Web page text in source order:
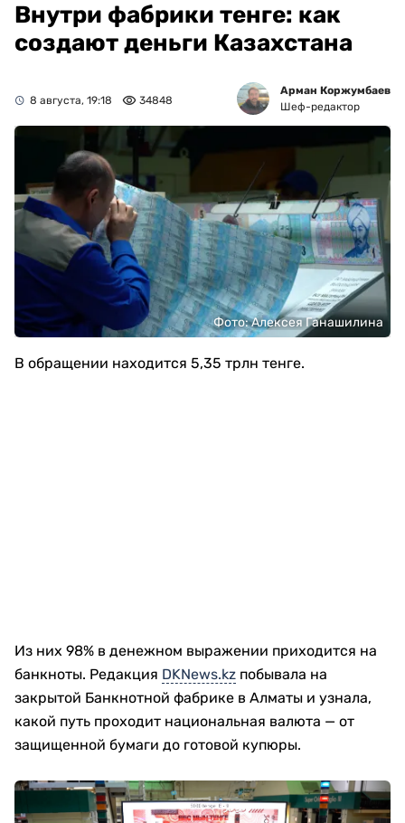
Внутри фабрики тенге: как
создают деньги Казахстана
8 августа, 19:18 34848
Арман Коржумбаев
Шеф-редактор
Фото: Алексея Ганашилина
В обращении находится 5,35 трлн тенге.
Из них 98% в денежном выражении приходится на
банкноты. Редакция DKNews.kz побывала на
закрытой Банкнотной фабрике в Алматы и узнала,
какой путь проходит национальная валюта — от
защищенной бумаги до готовой купюры.